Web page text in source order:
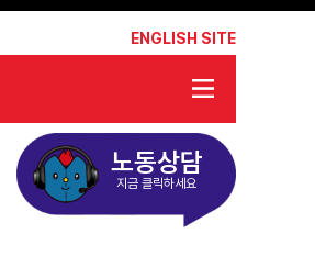
ENGLISH SITE
노동상담
지금 클릭하세요